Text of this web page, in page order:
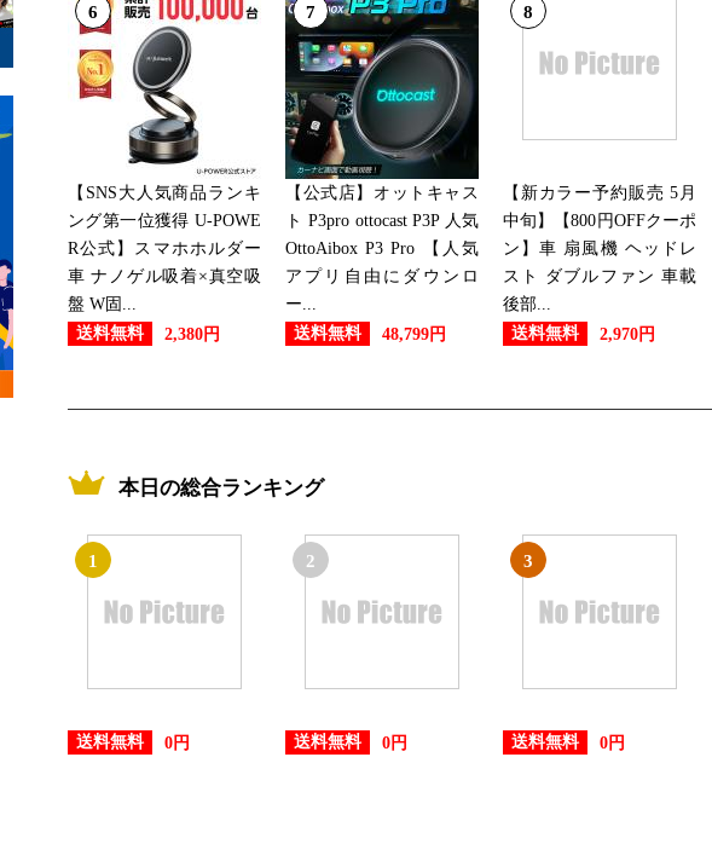
2025/02/14
車用品・バイク用品ランキング：26位
2025/01/20
車用品・バイク用品ランキング：23位
2025/01/13
車用品・バイク用品ランキング：30位
車用品・バイク用品ランキング：30位
6
【SNS大人気商品ランキ
ング第一位獲得 U-POWE
R公式】スマホホルダー
車 ナノゲル吸着×真空吸
盤 W固...
送料無料
2,380円
7
【公式店】オットキャス
ト P3pro ottocast P3P 人気
OttoAibox P3 Pro 【人気
アプリ自由にダウンロ
ー...
送料無料
48,799円
8
【新カラー予約販売 5月
中旬】【800円OFFクーポ
ン】車 扇風機 ヘッドレ
スト ダブルファン 車載
後部...
送料無料
2,970円
本日の総合ランキング
1
送料無料 0円
2
送料無料 0円
3
送料無料 0円